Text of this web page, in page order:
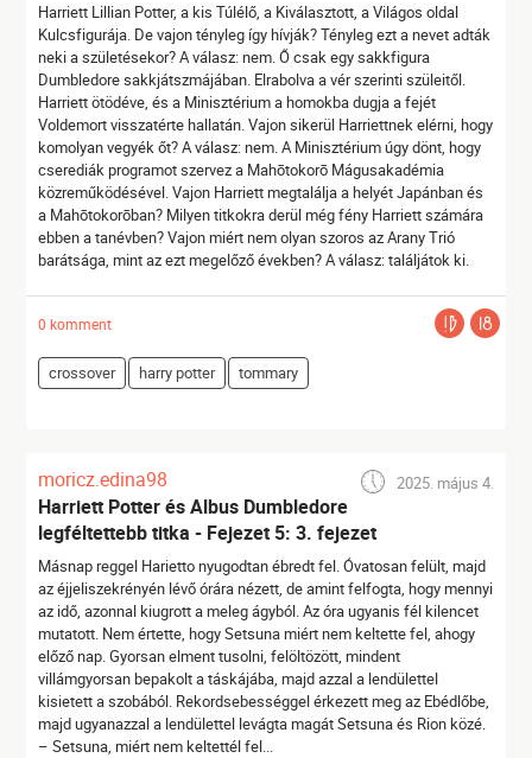
Harriett Lillian Potter, a kis Túlélő, a Kiválasztott, a Világos oldal
Kulcsfigurája. De vajon tényleg így hívják? Tényleg ezt a nevet adták
neki a születésekor? A válasz: nem. Ő csak egy sakkfigura
Dumbledore sakkjátszmájában. Elrabolva a vér szerinti szüleitől.
Harriett ötödéve, és a Minisztérium a homokba dugja a fejét
Voldemort visszatérte hallatán. Vajon sikerül Harriettnek elérni, hogy
komolyan vegyék őt? A válasz: nem. A Minisztérium úgy dönt, hogy
cserediák programot szervez a Mahōtokorō Mágusakadémia
közreműködésével. Vajon Harriett megtalálja a helyét Japánban és
a Mahōtokorōban? Milyen titkokra derül még fény Harriett számára
ebben a tanévben? Vajon miért nem olyan szoros az Arany Trió
barátsága, mint az ezt megelőző években? A válasz: találjátok ki.
0 komment
crossover harry potter tommary
moricz.edina98 2025. május 4.
Harriett Potter és Albus Dumbledore
legféltettebb titka - Fejezet 5: 3. fejezet
Másnap reggel Harietto nyugodtan ébredt fel. Óvatosan felült, majd
az éjjeliszekrényén lévő órára nézett, de amint felfogta, hogy mennyi
az idő, azonnal kiugrott a meleg ágyból. Az óra ugyanis fél kilencet
mutatott. Nem értette, hogy Setsuna miért nem keltette fel, ahogy
előző nap. Gyorsan elment tusolni, felöltözött, mindent
villámgyorsan bepakolt a táskájába, majd azzal a lendülettel
kisietett a szobából. Rekordsebességgel érkezett meg az Ebédlőbe,
majd ugyanazzal a lendülettel levágta magát Setsuna és Rion közé.
– Setsuna, miért nem keltettél fel...